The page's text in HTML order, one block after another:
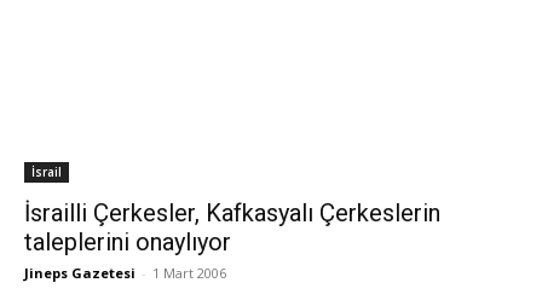
İsrail
İsrailli Çerkesler, Kafkasyalı Çerkeslerin
taleplerini onaylıyor
Jineps Gazetesi - 1 Mart 2006